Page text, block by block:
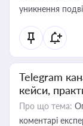
уникнення
Telegram
кейси,
Про що тема:
коментарі